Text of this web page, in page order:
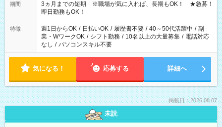
期間
3ヵ月までの短期 ※職場が気に入れば、長期もOK！ ★急募！
即日勤務もOK！
特徴 週1日からOK / 日払いOK / 履歴書不要 / 40～50代活躍中 / 副
業・WワークOK / シフト勤務 / 10名以上の大量募集 / 電話対応
なし / パソコンスキル不要
気になる！ 応募する 詳細へ
掲載日：2026.08.07
未読